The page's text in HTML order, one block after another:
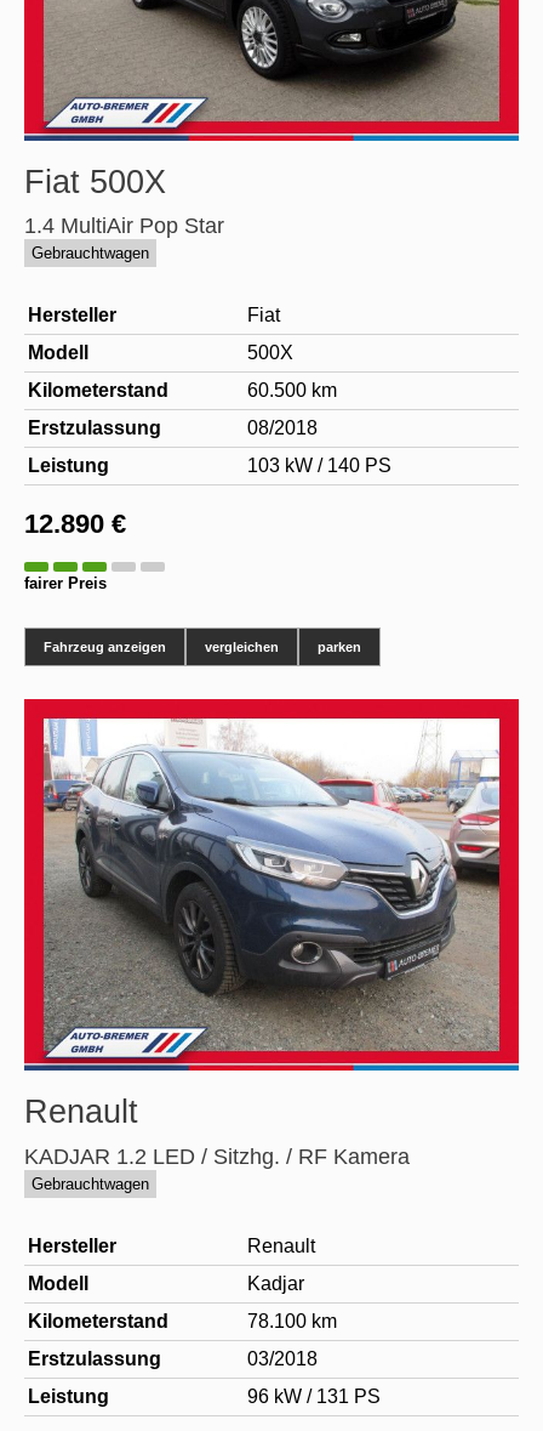
Fiat 500X
1.4 MultiAir Pop Star
Gebrauchtwagen
Hersteller
Fiat
Modell
500X
Kilometerstand
60.500 km
Erstzulassung
08/2018
Leistung
103 kW / 140 PS
12.890 €
fairer Preis
Fahrzeug anzeigen vergleichen parken
Renault
KADJAR 1.2 LED / Sitzhg. / RF Kamera
Gebrauchtwagen
Hersteller
Renault
Modell
Kadjar
Kilometerstand
78.100 km
Erstzulassung
03/2018
Leistung
96 kW / 131 PS